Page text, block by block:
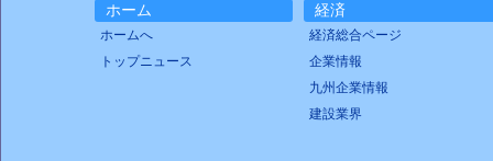
ホーム
ホームへ
トップニュース
経済
経済総合ページ
企業情報
九州企業情報
建設業界